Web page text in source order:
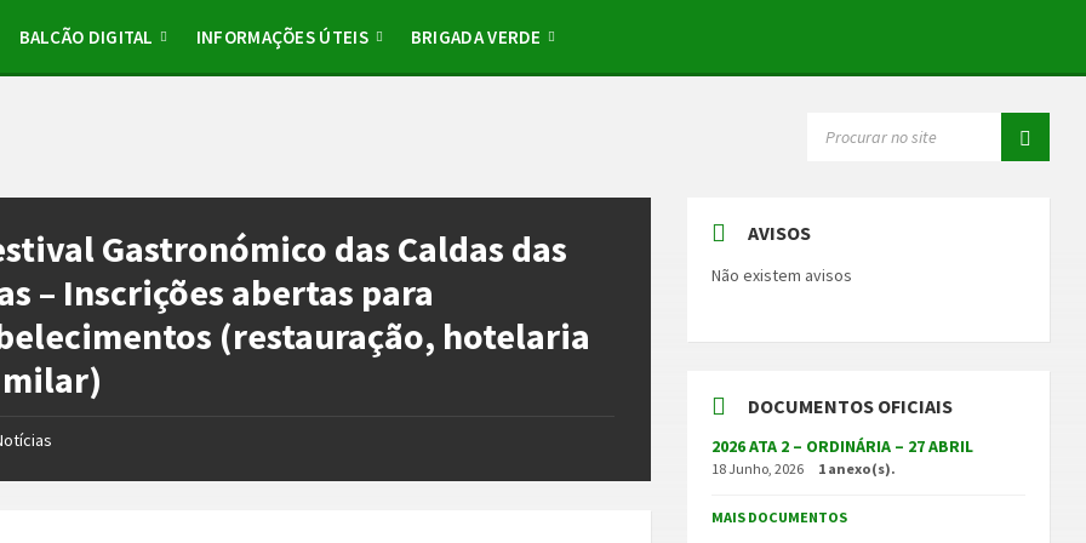
BALCÃO DIGITAL INFORMAÇÕES ÚTEIS BRIGADA VERDE
Gastronómico das Caldas das
– Inscrições abertas para
(restauração, hotelaria
AVISOS
Não existem avisos
DOCUMENTOS OFICIAIS
2026 ATA 2 – ORDINÁRIA – 27 ABRIL
18 Junho, 2026 1 anexo(s).
MAIS DOCUMENTOS